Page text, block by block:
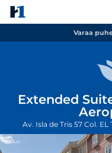
Varaa
Extended
Av. Isla de Tris 57 Col.